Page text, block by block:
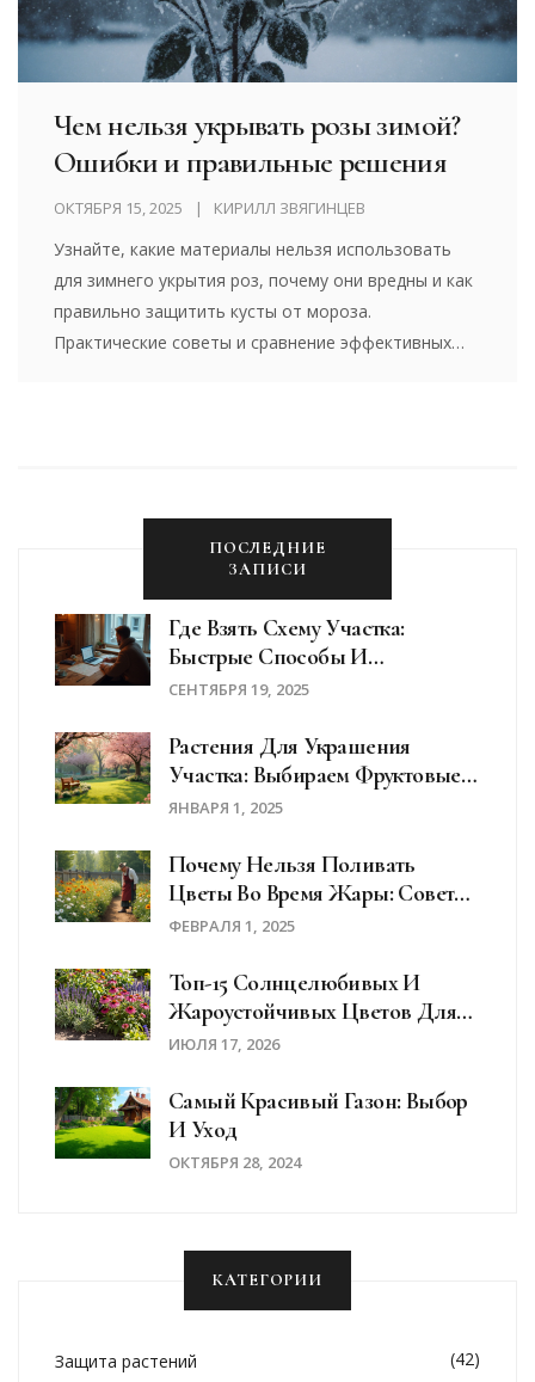
Чем нельзя укрывать розы зимой?
Ошибки и правильные решения
ОКТЯБРЯ 15, 2025 КИРИЛЛ ЗВЯГИНЦЕВ
Узнайте, какие материалы нельзя использовать
для зимнего укрытия роз, почему они вредны и как
правильно защитить кусты от мороза.
Практические советы и сравнение эффективных
ПОСЛЕДНИЕ
ЗАПИСИ
Где Взять Схему Участка:
Быстрые Способы И
Официальные Документы В
СЕНТЯБРЯ 19, 2025
Растения Для Украшения
Участка: Выбираем Фруктовые
Деревья
ЯНВАРЯ 1, 2025
Почему Нельзя Поливать
Цветы Во Время Жары: Советы
И Хитрости
ФЕВРАЛЯ 1, 2025
Топ-15 Солнцелюбивых И
Жароустойчивых Цветов Для
Сада: Список, Посадка И Уход
ИЮЛЯ 17, 2026
Самый Красивый Газон: Выбор
И Уход
ОКТЯБРЯ 28, 2024
КАТЕГОРИИ
Защита растений (42)